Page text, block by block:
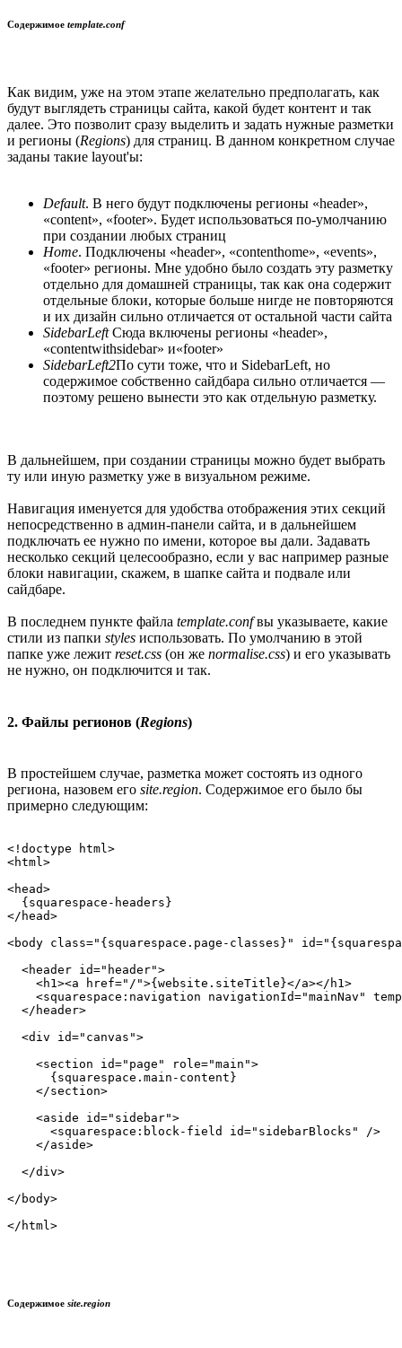
Содержимое template.conf
Как видим, уже на этом этапе желательно предполагать, как
будут выглядеть страницы сайта, какой будет контент и так
далее. Это позволит сразу выделить и задать нужные разметки
и регионы (Regions) для страниц. В данном конкретном случае
заданы такие layout'ы:
Default. В него будут подключены регионы «header»,
«content», «footer». Будет использоваться по-умолчанию
при создании любых страниц
Home. Подключены «header», «contenthome», «events»,
«footer» регионы. Мне удобно было создать эту разметку
отдельно для домашней страницы, так как она содержит
отдельные блоки, которые больше нигде не повторяются
и их дизайн сильно отличается от остальной части сайта
SidebarLeftСюда включены регионы «header»,
«contentwithsidebar» и«footer»
SidebarLeft2По сути тоже, что и SidebarLeft, но
содержимое собственно сайдбара сильно отличается —
поэтому решено вынести это как отдельную разметку.
В дальнейшем, при создании страницы можно будет выбрать
ту или иную разметку уже в визуальном режиме.
Навигация именуется для удобства отображения этих секций
непосредственно в админ-панели сайта, и в дальнейшем
подключать ее нужно по имени, которое вы дали. Задавать
несколько секций целесообразно, если у вас например разные
блоки навигации, скажем, в шапке сайта и подвале или
сайдбаре.
В последнем пункте файла template.confвы указываете, какие
стили из папки styles использовать. По умолчанию в этой
папке уже лежит reset.css (он же normalise.css) и его указывать
не нужно, он подключится и так.
2. Файлы регионов (Regions)
В простейшем случае, разметка может состоять из одного
региона, назовем его site.region. Содержимое его было бы
примерно следующим:
<!doctype html>
<html>
<head>
  {squarespace-headers}
</head>
<body class="{squarespace.page-classes}"
  <header id="header">
    <h1><a href="/">{website.siteTitle}</a></h1>
<squarespace:navigation navigationId="mainNav"
  </header>
  <div id="canvas">
    <section id="page" role="main">
      {squarespace.main-content}
    </section>
    <aside id="sidebar">
      <squarespace:block-field id="sidebarBlocks" />
    </aside>
  </div>
</body>
Содержимое site.region